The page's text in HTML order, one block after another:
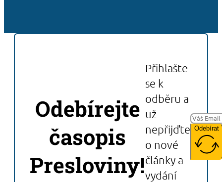
Odebírejte
časopis
Presloviny!
Přihlašte
se k
odběru a
už
nepřijďte
o nové
články a
vydání
Odebírat